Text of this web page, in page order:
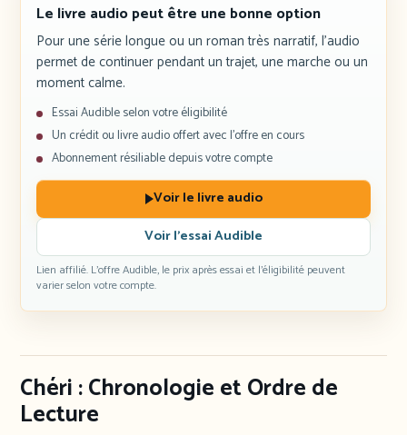
Le livre audio peut être une bonne option
Pour une série longue ou un roman très narratif, l’audio
permet de continuer pendant un trajet, une marche ou un
moment calme.
Essai Audible selon votre éligibilité
Un crédit ou livre audio offert avec l’offre en cours
Abonnement résiliable depuis votre compte
Voir le livre audio
Voir l’essai Audible
Lien affilié. L’offre Audible, le prix après essai et l’éligibilité peuvent
varier selon votre compte.
Chéri : Chronologie et Ordre de
Lecture